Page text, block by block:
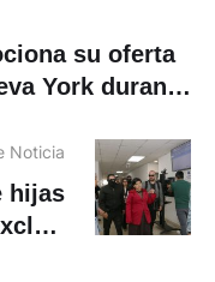
su oferta
York durante
Noticia
hijas